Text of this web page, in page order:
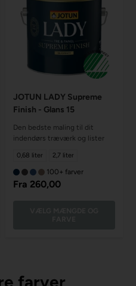
JOTUN LADY Supreme
Finish - Glans 15
Den bedste maling til dit
indendørs træværk og lister
0,68 liter 2,7 liter
100+ farver
Fra 260,00